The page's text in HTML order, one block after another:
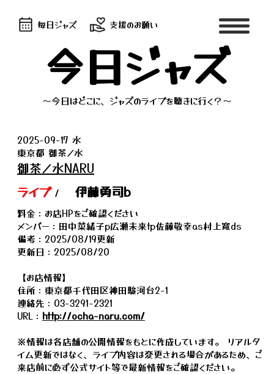
毎日ジャズ 支援のお願い
今日ジャズ
～今日はどこに、ジャズのライブを聴きに行く？～
2025-09-17 水
東京都 御茶ノ水
御茶ノ水NARU
ライブ/ 伊藤勇司b
料金：お店HPをご確認ください
メンバー：田中菜緒子p広瀬未来tp佐藤敬幸as村上寛ds
備考：2025/08/19更新
更新日：2025/08/20
【お店情報】
住所：東京都千代田区神田駿河台2-1
連絡先：03-3291-2321
URL： http://ocha-naru.com/
※情報は各店舗の公開情報をもとに作成しています。 リアルタ
イム更新ではなく、ライブ内容は変更される場合があるため、ご
来店前に必ず公式サイト等で最新情報をご確認ください。